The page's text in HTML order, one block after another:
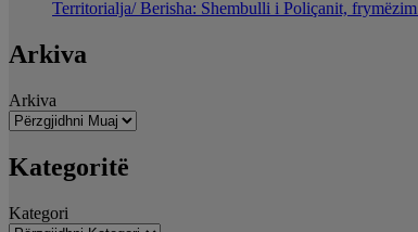
Territorialja/ Berisha: Shembulli i Poliçanit,
Arkiva
Arkiva
Kategoritë
Kategori